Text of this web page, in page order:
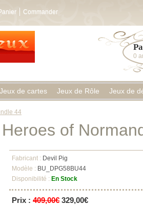
0
Commander
Jeux de cartes Jeux de Rôle Jeux de
44
Heroes of
Fabricant : Devil Pig
Modèle : BU_DPG58BU44
Disponibilité : En Stock
Prix : 409,00€ 329,00€